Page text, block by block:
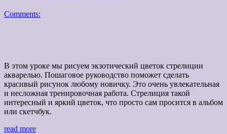
Comments:
В этом уроке мы рисуем экзотический цветок стрелиции
акварелью. Пошаговое руководство поможет сделать
красивый рисунок любому новичку. Это очень увлекательная
и несложная тренировочная работа. Стрелиция такой
интересный и яркий цветок, что просто сам просится в альбом
или скетчбук.
read more